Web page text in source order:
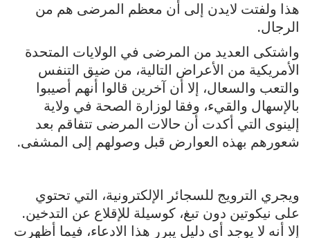
هذا ولفتت لايدن إلى أن معظم المرضى هم من
الرجال.
واشتكى العديد من المرضى في الولايات المتحدة
الأمريكية من الأعراض التالية، من ضيق التنفس
والتعب والسعال، إلا أن آخرين قالوا أنهم أصيبوا
بالإسهال والقيء، وفقا لوزارة الصحة في ولاية
إلينوى التي أكدت أن حالات المرضى تتفاقم بعد
شعورهم بهذه العوارض قبل وصولهم إلى المشفى.
ويجري الترويج للسجائر الإلكترونية، التي تحتوي
على نيكوتين دون تبغ، كوسيلة للإقلاع عن التدخين.
إلا أنه لا يوجد أي دليل يبرر هذا الادعاء، فيما أظهرت